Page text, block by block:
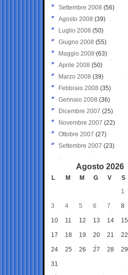
Settembre 2008 (56)
Agosto 2008 (39)
Luglio 2008 (50)
Giugno 2008 (55)
Maggio 2008(63)
Aprile 2008 (50)
Marzo 2008 (39)
Febbraio 2008 (35)
Gennaio 2008 (36)
Dicembre 2007 (25)
Novembre 2007 (22)
Ottobre 2007 (27)
Settembre 2007 (23)
Agosto 2026
L M M G V S
1
3 4 5 6 7 8
10 11 12 13 14 15
17 18 19 20 21 22
24 25 26 27 28 29
31